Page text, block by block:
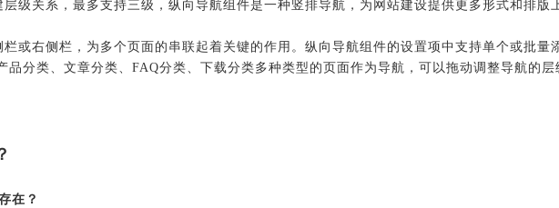
级关系，最多支持三级，纵向导航组件是一种竖排导航，为网站建设提供更多形式和排版
或右侧栏，为多个页面的串联起着关键的作用。纵向导航组件的设置项中支持单个或批量
品分类、文章分类、FAQ分类、下载分类多种类型的页面作为导航，可以拖动调整导航的层
在？